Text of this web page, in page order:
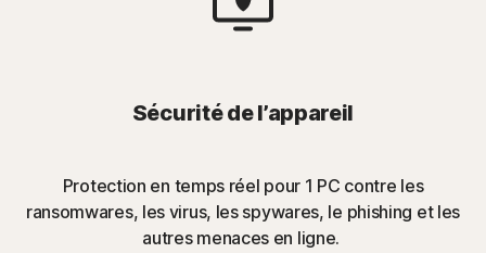
Sécurité de l’appareil
Protection en temps réel pour 1 PC contre les
ransomwares, les virus, les spywares, le phishing et les
autres menaces en ligne.